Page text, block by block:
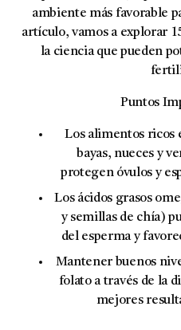
ambiente más favorable
artículo, vamos a explorar
la ciencia que pueden
Puntos
Los alimentos ricos
bayas, nueces y
protegen óvulos y
Los ácidos grasos
y semillas de chía)
del esperma y
Mantener buenos
folatoa través de la
mejores